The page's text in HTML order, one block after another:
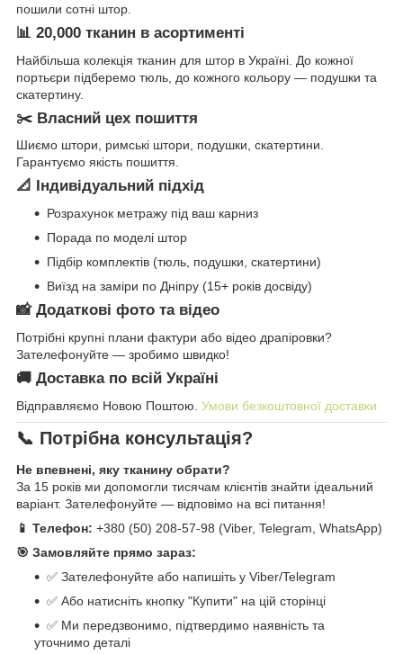
пошили сотні штор.
📊 20,000 тканин в асортименті
Найбільша колекція тканин для штор в Україні. До кожної
портьєри підберемо тюль, до кожного кольору — подушки та
скатертину.
✂️ Власний цех пошиття
Шиємо штори, римські штори, подушки, скатертини.
Гарантуємо якість пошиття.
📐 Індивідуальний підхід
Розрахунок метражу під ваш карниз
Порада по моделі штор
Підбір комплектів (тюль, подушки, скатертини)
Виїзд на заміри по Дніпру (15+ років досвіду)
📸 Додаткові фото та відео
Потрібні крупні плани фактури або відео драпіровки?
Зателефонуйте — зробимо швидко!
🚚 Доставка по всій Україні
Відправляємо Новою Поштою. Умови безкоштовної доставки
📞 Потрібна консультація?
Не впевнені, яку тканину обрати?
За 15 років ми допомогли тисячам клієнтів знайти ідеальний
варіант. Зателефонуйте — відповімо на всі питання!
📱 Телефон: +380 (50) 208-57-98 (Viber, Telegram, WhatsApp)
🎯 Замовляйте прямо зараз:
✅ Зателефонуйте або напишіть у Viber/Telegram
✅ Або натисніть кнопку "Купити" на цій сторінці
✅ Ми передзвонимо, підтвердимо наявність та
уточнимо деталі